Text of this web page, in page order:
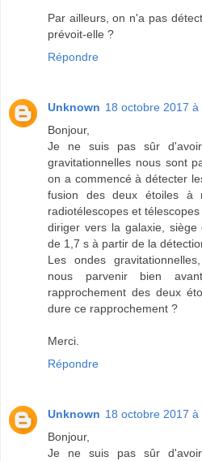
Par ailleurs, on n'a pas
prévoit-elle ?
Répondre
Unknown 18 octobre 2017 à
Bonjour,
Je ne suis pas sûr
gravitationnelles nous sont
on a commencé à détecter
fusion des deux étoiles à
radiotélescopes et
diriger vers la galaxie,
de 1,7 s à partir de la
Les ondes
nous parvenir bien
rapprochement des deux
dure ce rapprochement ?
Merci.
Répondre
Unknown 18 octobre 2017 à
Bonjour,
Je ne suis pas sûr